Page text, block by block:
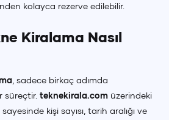
kolayca rezerve edilebilir.
Kiralama Nasıl
, sadece birkaç adımda
süreçtir.teknekirala.com üzerindeki
kişi sayısı, tarih aralığı ve